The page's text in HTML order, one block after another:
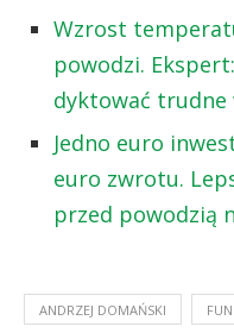
Wzrost
powodzi.
dyktować trudne
Jedno euro
euro zwrotu.
przed powodzią
ANDRZEJ DOMAŃSKI